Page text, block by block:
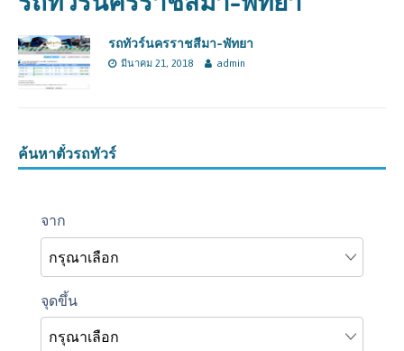
รถทัวร์นครราชสีมา-พัทยา
มีนาคม 21, 2018 admin
ค้นหาตั๋วรถทัวร์